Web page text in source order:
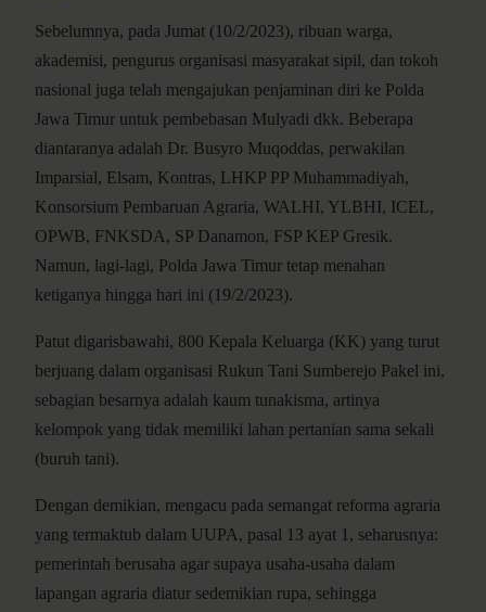
Sebelumnya, pada Jumat (10/2/2023), ribuan warga,
akademisi, pengurus organisasi masyarakat sipil, dan tokoh
nasional juga telah mengajukan penjaminan diri ke Polda
Jawa Timur untuk pembebasan Mulyadi dkk. Beberapa
diantaranya adalah Dr. Busyro Muqoddas, perwakilan
Imparsial, Elsam, Kontras, LHKP PP Muhammadiyah,
Konsorsium Pembaruan Agraria, WALHI, YLBHI, ICEL,
OPWB, FNKSDA, SP Danamon, FSP KEP Gresik.
Namun, lagi-lagi, Polda Jawa Timur tetap menahan
ketiganya hingga hari ini (19/2/2023).
Patut digarisbawahi, 800 Kepala Keluarga (KK) yang turut
berjuang dalam organisasi Rukun Tani Sumberejo Pakel ini,
sebagian besarnya adalah kaum tunakisma, artinya
kelompok yang tidak memiliki lahan pertanian sama sekali
(buruh tani).
Dengan demikian, mengacu pada semangat reforma agraria
yang termaktub dalam UUPA, pasal 13 ayat 1, seharusnya:
pemerintah berusaha agar supaya usaha-usaha dalam
lapangan agraria diatur sedemikian rupa, sehingga